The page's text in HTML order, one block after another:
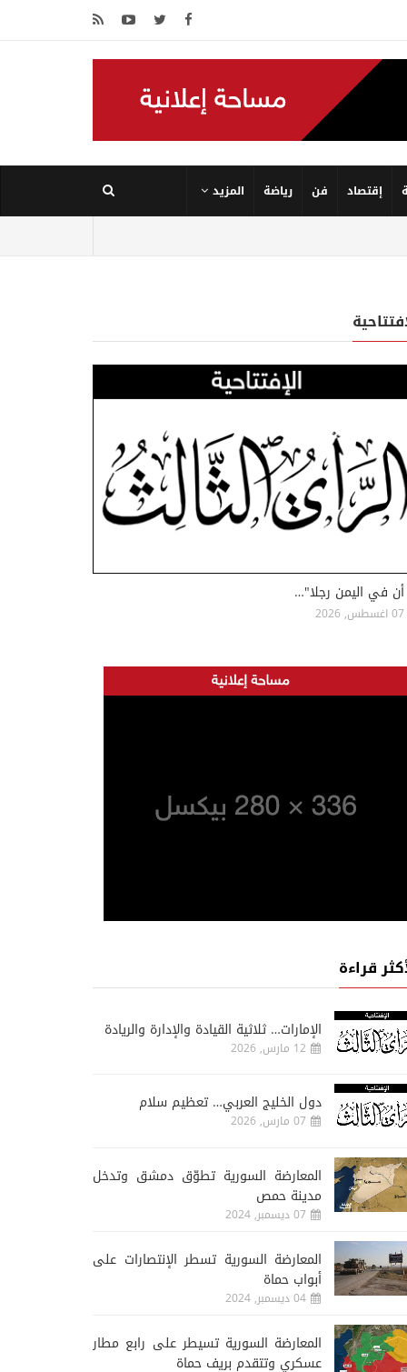
إقتصاد فن رياضة المزيد
في اليمن رجلا"…
07 اغسطس, 2026
قراءة
الإمارات… ثلاثية القيادة والإدارة والريادة
12 مارس, 2026
دول الخليج العربي… تعظيم سلام
07 مارس, 2026
المعارضة السورية تطوّق دمشق وتدخل
مدينة حمص
07 ديسمبر, 2024
المعارضة السورية تسطر الإنتصارات على
أبواب حماة
04 ديسمبر, 2024
المعارضة السورية تسيطر على رابع مطار
عسكري وتتقدم بريف حماة